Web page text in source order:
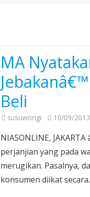
MA
Beli
susuwongi 10/09/2013
NIASONLINE,
perjanjian yang pada
merugikan. Pasalnya,
konsumen diikat